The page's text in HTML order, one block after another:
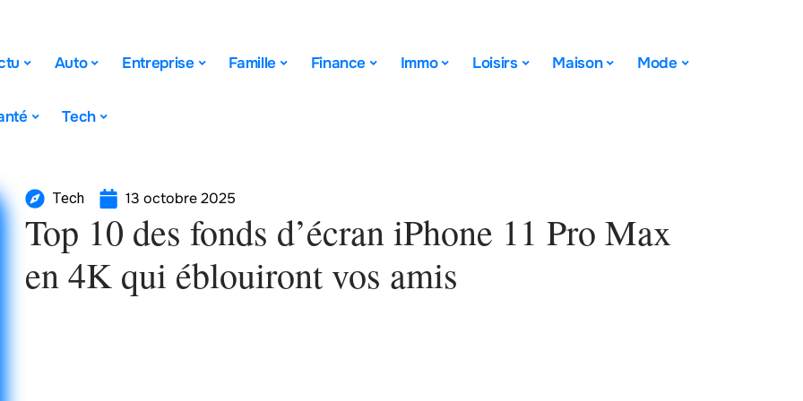
Auto Entreprise Famille Finance Immo Loisirs Maison Mode
Tech
Tech 13 octobre 2025
Top 10 des fonds d’écran iPhone 11 Pro Max
en 4K qui éblouiront vos amis